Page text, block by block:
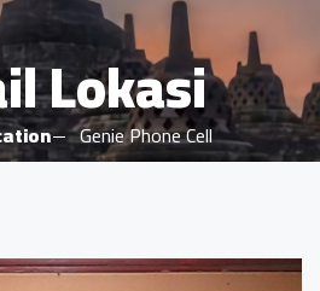
Lokasi
Genie Phone Cell